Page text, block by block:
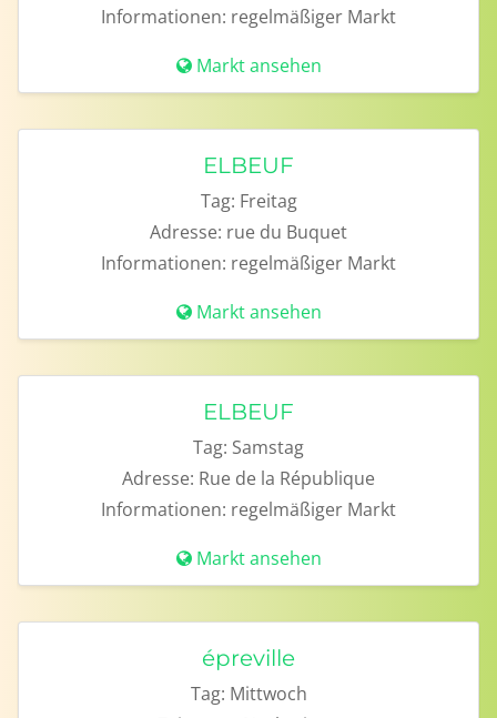
Informationen: regelmäßiger Markt
Markt ansehen
ELBEUF
Tag: Freitag
Adresse: rue du Buquet
Informationen: regelmäßiger Markt
Markt ansehen
ELBEUF
Tag: Samstag
Adresse: Rue de la République
Informationen: regelmäßiger Markt
Markt ansehen
épreville
Tag: Mittwoch